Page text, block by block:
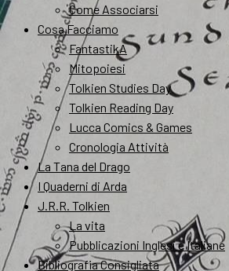
Come Associarsi
Cosa Facciamo
FantastikA
Mitopoiesi
Tolkien Studies Day
Tolkien Reading Day
Lucca Comics & Games
Cronologia Attività
La Tana del Drago
I Quaderni di Arda
J.R.R. Tolkien
La vita
Pubblicazioni Inglesi e Italiane
Bibliografia Consigliata